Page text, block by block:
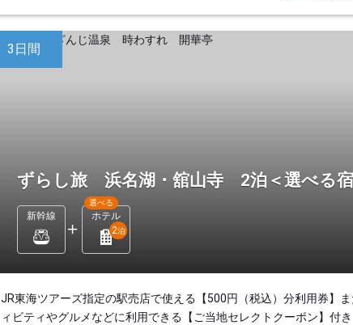
3日間
ずらし旅 浜名湖・舘山寺 2泊＜選べる宿
新幹線 ホテル
選べる
2泊
JR東海ツアーズ指定の駅売店で使える【500円（税込）分利用券】
ィビティやグルメなどに利用できる【ご当地セレクトクーポン】付き